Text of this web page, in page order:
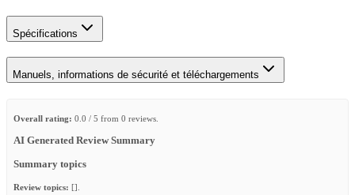
Spécifications
Manuels, informations de sécurité et téléchargements
Overall rating: 0.0 / 5 from 0 reviews.
AI Generated Review Summary
Summary topics
Review topics: [].